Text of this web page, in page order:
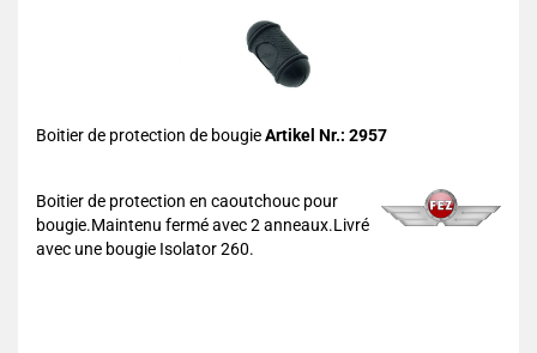
Boitier de protection de bougieArtikel Nr.: 2957
Boitier de protection en caoutchouc pour
bougie.Maintenu fermé avec 2 anneaux.Livré
avec une bougie Isolator 260.